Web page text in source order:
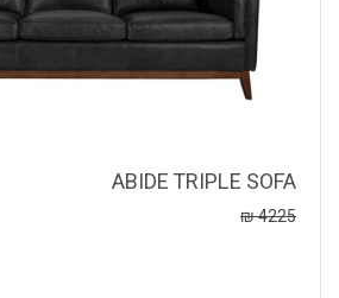
ABIDE TRIPLE SOFA
4225
₪